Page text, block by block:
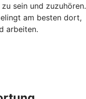
sein und zuzuhören.
am besten dort,
arbeiten.